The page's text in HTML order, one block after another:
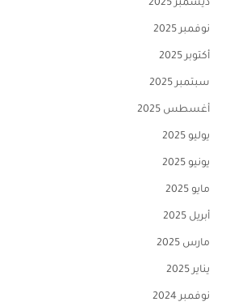
ديسمبر 2025
نوفمبر 2025
أكتوبر 2025
سبتمبر 2025
أغسطس 2025
يوليو 2025
يونيو 2025
مايو 2025
أبريل 2025
مارس 2025
يناير 2025
نوفمبر 2024